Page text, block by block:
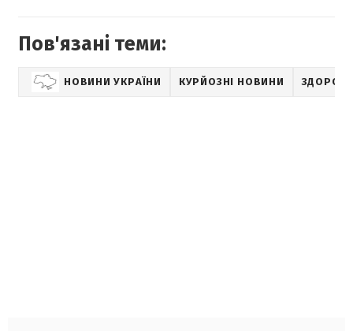
Пов'язані теми:
НОВИНИ УКРАЇНИ КУРЙОЗНІ НОВИНИ